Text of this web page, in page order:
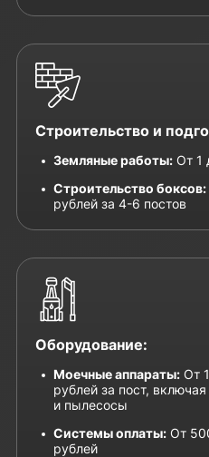
Строительство и
Земляные работы: От 1
Строительство боксов:
рублей за 4-6 постов
Оборудование:
Моечные аппараты: От
рублей за пост,
и пылесосы
Системы оплаты: От
рублей